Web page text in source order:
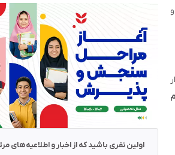
اولین نفری باشید که از اخبار و اطلاعیه‌های